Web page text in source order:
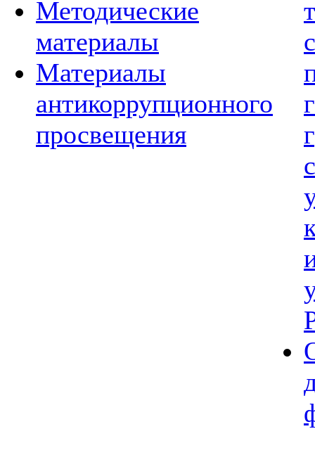
Методические
материалы
Материалы
антикоррупционного
просвещения